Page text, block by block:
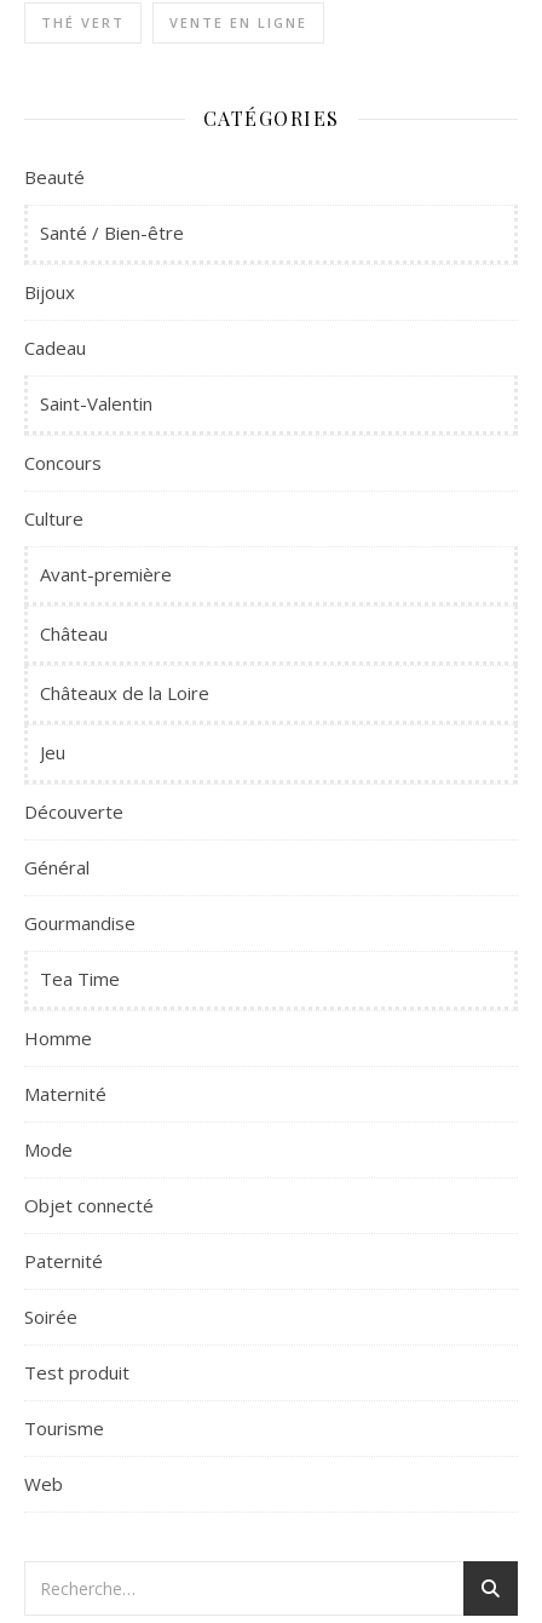
THÉ VERT VENTE EN LIGNE
CATÉGORIES
Beauté
Santé / Bien-être
Bijoux
Cadeau
Saint-Valentin
Concours
Culture
Avant-première
Château
Châteaux de la Loire
Jeu
Découverte
Général
Gourmandise
Tea Time
Homme
Maternité
Mode
Objet connecté
Paternité
Soirée
Test produit
Tourisme
Web